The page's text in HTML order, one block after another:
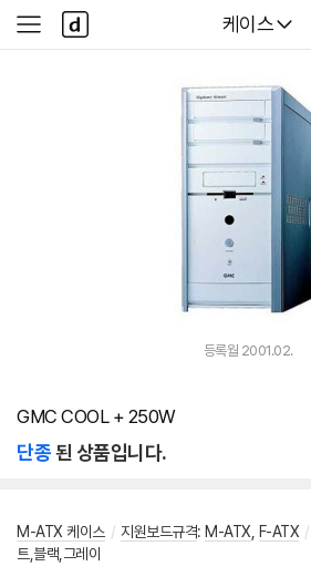
다나와
케이스
사
이
다
나
와
등록월 2001.02.
GMC COOL + 250W
단종된 상품입니다.
M-ATX 케이스 / 지원보드규격: M-ATX F-ATX /
트,블랙,그레이